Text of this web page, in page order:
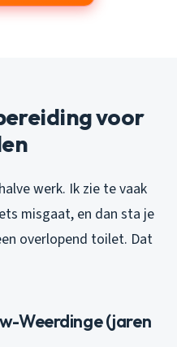
voor
werk. Ik zie te vaak
misgaat, en dan sta je
overlopend toilet. Dat
Weerdinge (jaren